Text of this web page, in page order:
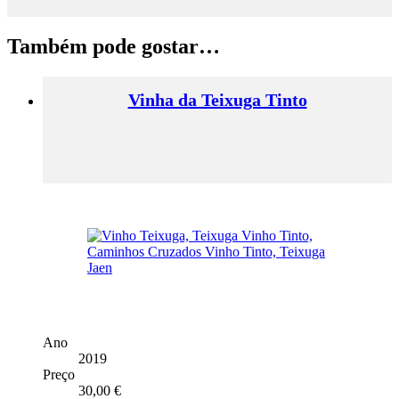
Também pode gostar…
Vinha da Teixuga Tinto
Ano
2019
Preço
30,00 €